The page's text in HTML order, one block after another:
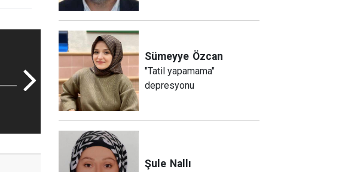
Sümeyye Özcan
"Tatil yapamama"
depresyonu
Şule Nallı